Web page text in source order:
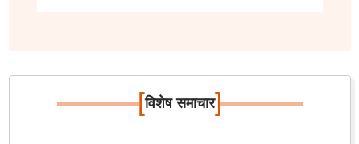
[विशेष समाचार]